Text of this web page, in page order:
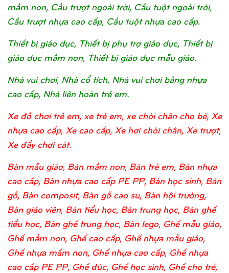
mầm non, Cầu trượt ngoài trời, Cầu tuột ngoài trời,
Cầu trượt nhựa cao cấp, Cầu tuột nhựa cao cấp.
Thiết bị giáo dục, Thiết bị phụ trợ giáo dục, Thiết bị
giáo dục mầm non, Thiết bị giáo dục mẫu giáo.
Nhà vui chơi, Nhà cổ tích, Nhà vui chơi bằng nhựa
cao cấp, Nhà liên hoàn trẻ em.
Xe đồ chơi trẻ em, xe trẻ em, xe chòi chân cho bé, Xe
nhựa cao cấp, Xe cao cấp, Xe hơi chòi chân, Xe trượt,
Xe đẩy chơi cát.
Bàn mẫu giáo, Bàn mầm non, Bàn trẻ em, Bàn nhựa
cao cấp, Bàn nhựa cao cấp PE PP, Bàn học sinh, Bàn
gỗ, Bàn composit, Bàn gỗ cao su, Bàn hội trường,
Bàn giáo viên, Bàn tiểu học, Bàn trung học, Bàn ghế
tiểu học, Bàn ghế trung học, Bàn lego, Ghế mẫu giáo,
Ghế mầm non, Ghế cao cấp, Ghế nhựa mẫu giáo,
Ghế nhựa mầm non, Ghế nhựa cao cấp, Ghế nhựa
cao cấp PE PP, Ghế đúc, Ghế học sinh, Ghế cho trẻ,